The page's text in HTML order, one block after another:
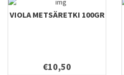
VIOLA METSÄRETKI 100GR
€10,50